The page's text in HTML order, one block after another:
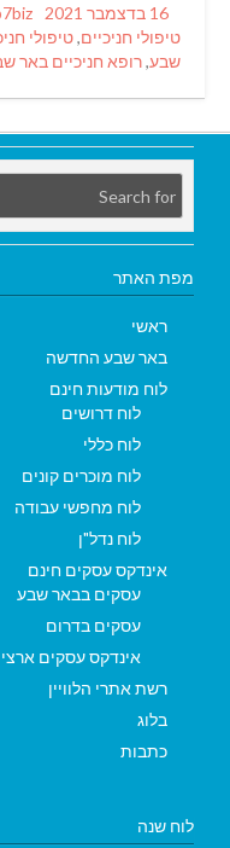
Posted
on
16 בדצמבר 2021
טיפולי חניכיים,טיפולי
שבע,רופא חניכיים באר
מפת האתר
ראשי
באר שבע החדשה
לוח מודעות חינם
לוח דרושים
לוח כללי
לוח מוכרים קונים
לוח מחפשי עבודה
לוח נדל"ן
אינדקס עסקים חינם
עסקים בבאר שבע
עסקים בדרום
אינדקס עסקים ארצי
רשת אתרי הלוויין
בלוג
כתבות
לוח שנה